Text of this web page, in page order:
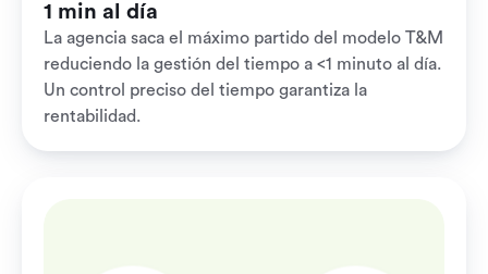
1 min al día
La agencia saca el máximo partido del modelo T&M
reduciendo la gestión del tiempo a <1 minuto al día.
Un control preciso del tiempo garantiza la
rentabilidad.